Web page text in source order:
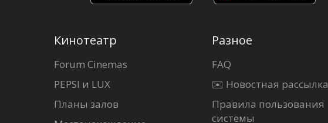
Кинотеатр
Forum Cinemas
PEPSI и LUX
Планы залов
Разное
FAQ
✉️ Новостная рассылка
Правила пользования
системы